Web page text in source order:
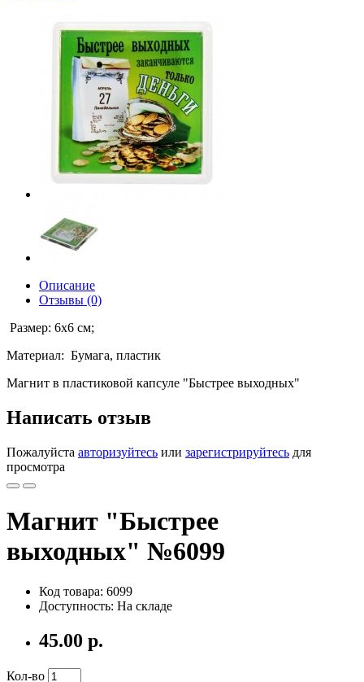
Описание
Отзывы (0)
Размер: 6х6 см;
Материал: Бумага, пластик
Магнит в пластиковой капсуле "Быстрее выходных"
Написать отзыв
Пожалуйста авторизуйтесь или зарегистрируйтесь для
просмотра
Магнит "Быстрее
выходных" №6099
Код товара: 6099
Доступность: На складе
45.00 р.
Кол-во